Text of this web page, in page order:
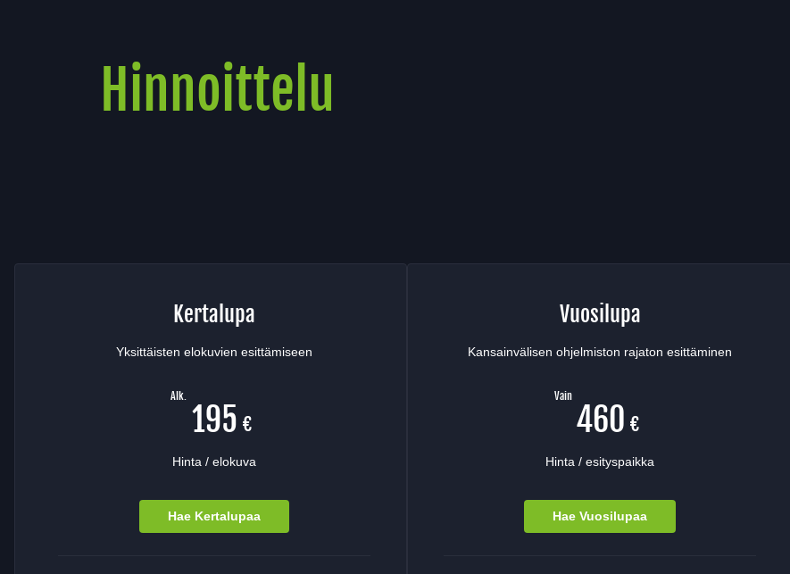
Hinnoittelu
Kertalupa
Yksittäisten elokuvien esittämiseen
Alk.
195 €
Hinta / elokuva
Hae Kertalupaa
Vuosilupa
Kansainvälisen ohjelmiston rajaton esittäminen
Vain
460 €
Hinta / esityspaikka
Hae Vuosilupaa